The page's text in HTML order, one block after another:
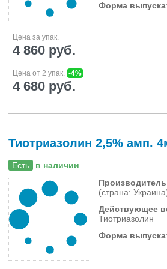
Форма выпуска
Цена за упак.
4 860 руб.
Цена от 2 упак. -4%
4 680 руб.
Тиотриазолин 2,5% амп.
Есть в наличии
Производитель
(страна: Украина
Действующее
Тиотриазолин
Форма выпуска